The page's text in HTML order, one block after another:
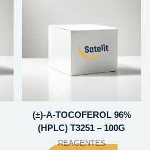
(±)-A-TOCOFEROL 96%
(HPLC) T3251 – 100G
REAGENTES